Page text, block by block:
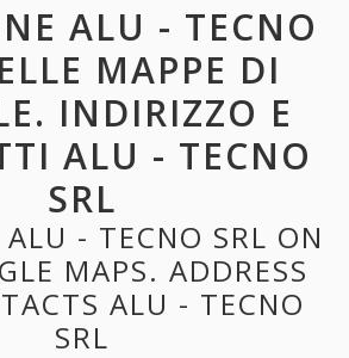
ALU - TECNO
MAPPE DI
INDIRIZZO E
ALU - TECNO
SRL
- TECNO SRL ON
MAPS. ADDRESS
ALU - TECNO
SRL